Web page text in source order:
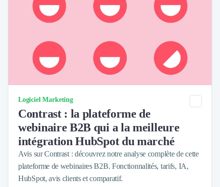
Réalité Virtuelle (VR)
Bureaux d'Entreprise
Traduction
Traiteur & Restauration
Conception & Aménagement de Bureaux
Sourcing et Imports
Office Management
Développement à l'international
Accélérateurs et incubateurs
Autres
Réhabilitation et maintenance
Gestion Immobilière
Logiciel PropTech
Catégorie
Logiciel Marketing
Contrast : la plateforme de
webinaire B2B qui a la meilleure
intégration HubSpot du marché
Avis sur Contrast : découvrez notre analyse complète de cette
plateforme de webinaires B2B. Fonctionnalités, tarifs, IA,
HubSpot, avis clients et comparatif.